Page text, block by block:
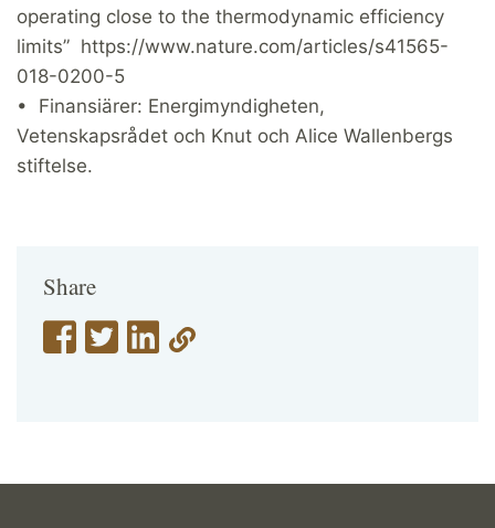
operating close to the thermodynamic efficiency
limits” https://www.nature.com/articles/s41565-
018-0200-5
• Finansiärer: Energimyndigheten,
Vetenskapsrådet och Knut och Alice Wallenbergs
stiftelse.
Share